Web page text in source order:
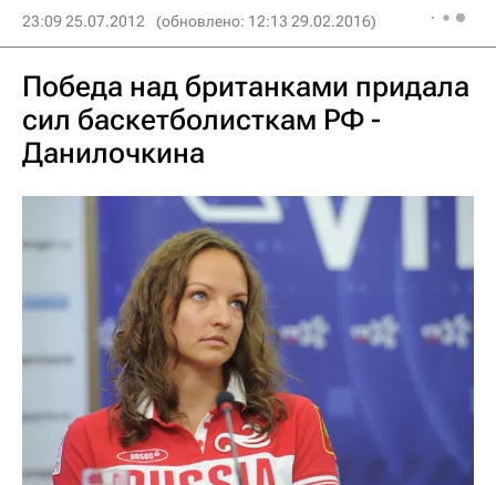
23:09 25.07.2012 (обновлено: 12:13 29.02.2016)
Победа над британками придала
сил баскетболисткам РФ -
Данилочкина